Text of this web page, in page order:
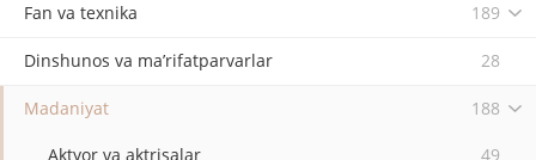
Fan va texnika 189
Dinshunos va ma’rifatparvarlar 28
Madaniyat 188
Aktyor va aktrisalar
49